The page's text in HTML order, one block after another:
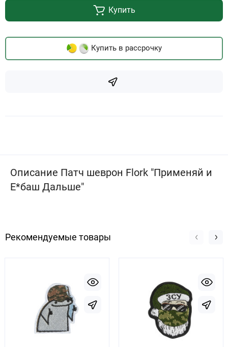
Купить
Купить в рассрочку
Описание Патч шеврон Flork "Применяй и
Е*баш Дальше"
Рекомендуемые товары